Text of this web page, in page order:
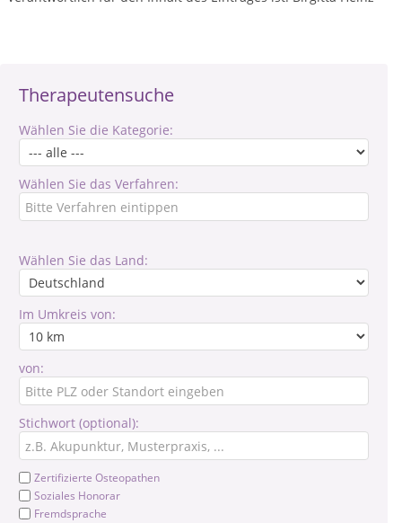
Therapeutensuche
Wählen Sie die Kategorie:
Wählen Sie das Verfahren:
Wählen Sie das Land:
Im Umkreis von:
von:
Stichwort (optional):
Zertifizierte Osteopathen
Soziales Honorar
Fremdsprache